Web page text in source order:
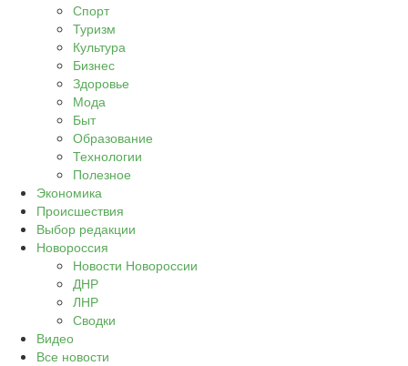
Спорт
Туризм
Культура
Бизнес
Здоровье
Мода
Быт
Образование
Технологии
Полезное
Экономика
Происшествия
Выбор редакции
Новороссия
Новости Новороссии
ДНР
ЛНР
Сводки
Видео
Все новости